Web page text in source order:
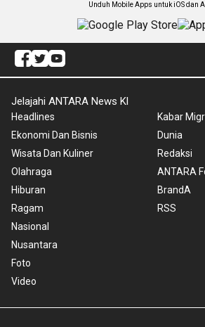
Unduh Mobile Apps untuk iOS dan
Jelajahi ANTARA News Kl
Headlines
Ekonomi Dan Bisnis
Wisata Dan Kuliner
Olahraga
Hiburan
Ragam
Nasional
Nusantara
Foto
Video
Kabar
Dunia
Redaksi
ANTARA
BrandA
RSS